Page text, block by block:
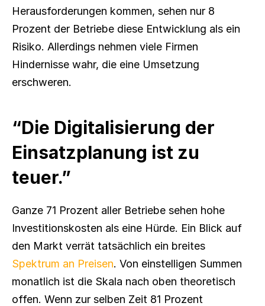
Herausforderungen kommen, sehen nur 8
Prozent der Betriebe diese Entwicklung als ein
Risiko. Allerdings nehmen viele Firmen
Hindernisse wahr, die eine Umsetzung
erschweren.
“Die Digitalisierung der
Einsatzplanung ist zu
teuer.”
Ganze 71 Prozent aller Betriebe sehen hohe
Investitionskosten als eine Hürde. Ein Blick auf
Spektrum an Preisen. Von einstelligen Summen
monatlich ist die Skala nach oben theoretisch
offen. Wenn zur selben Zeit 81 Prozent